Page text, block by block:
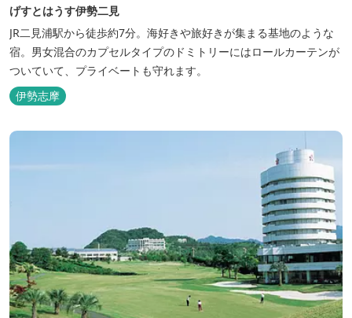
げすとはうす伊勢二見
JR二見浦駅から徒歩約7分。海好きや旅好きが集まる基地のような
宿。男女混合のカプセルタイプのドミトリーにはロールカーテンが
ついていて、プライベートも守れます。
伊勢志摩